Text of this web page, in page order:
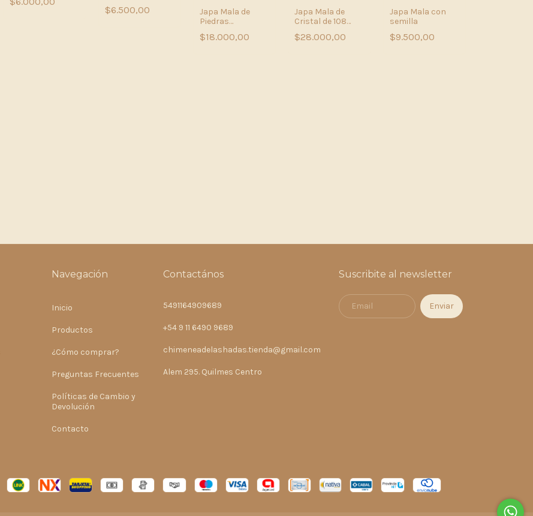
$6.500,00
Japa Mala de
Piedras
Sagrados –
$18.000,00
Japa Mala de
Cristal de 108
Claridad y
$28.000,00
Japa Mala con
semilla
$9.500,00
Navegación
Inicio
Productos
¿Cómo comprar?
Preguntas Frecuentes
Políticas de Cambio y
Devolución
Contacto
Contactános
5491164909689
+54 9 11 6490 9689
chimeneadelashadas.tienda@gmail.com
Alem 295. Quilmes Centro
Suscribite al newsletter